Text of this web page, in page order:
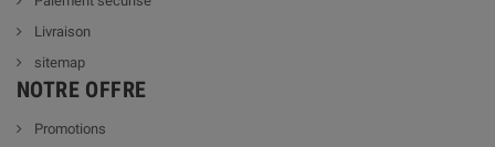
Livraison
sitemap
NOTRE OFFRE
Promotions